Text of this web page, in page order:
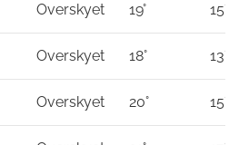
Overskyet 19° 15°
Overskyet 18° 13°
Overskyet 20° 15°